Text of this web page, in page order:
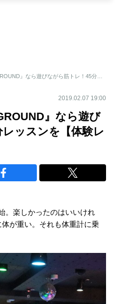
銀座の最新『PLAYGROUND』なら遊びながら筋トレ！45分レッスンを【体験レポ】
2019.02.07 19:00
』なら遊び
ッスンを【体験レ
。楽しかったのはいいけれ
が重い。それも体重計に乗